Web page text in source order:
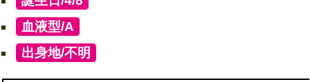
血液型/A
出身地/不明